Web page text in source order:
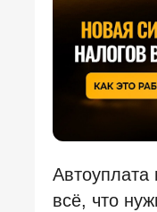
Автоуплата
всё, что